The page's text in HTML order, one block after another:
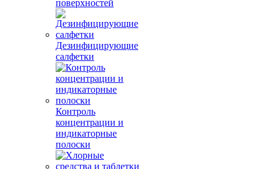
поверхностей
Дезинфицирующие
салфетки
Контроль
концентрации и
индикаторные
полоски